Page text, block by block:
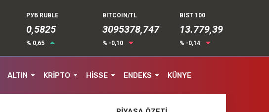
РУБ RUBLE
0,5832
% 0,65
BITCOIN/TL
3095378,747
% -0,10
BIST 100
13.779,39
% -0,14
ALTIN KRİPTO HİSSE ENDEKS KÜNYE